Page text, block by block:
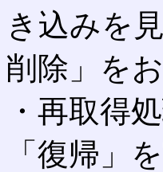
き込みを
削除」を
・再取得
「復帰」